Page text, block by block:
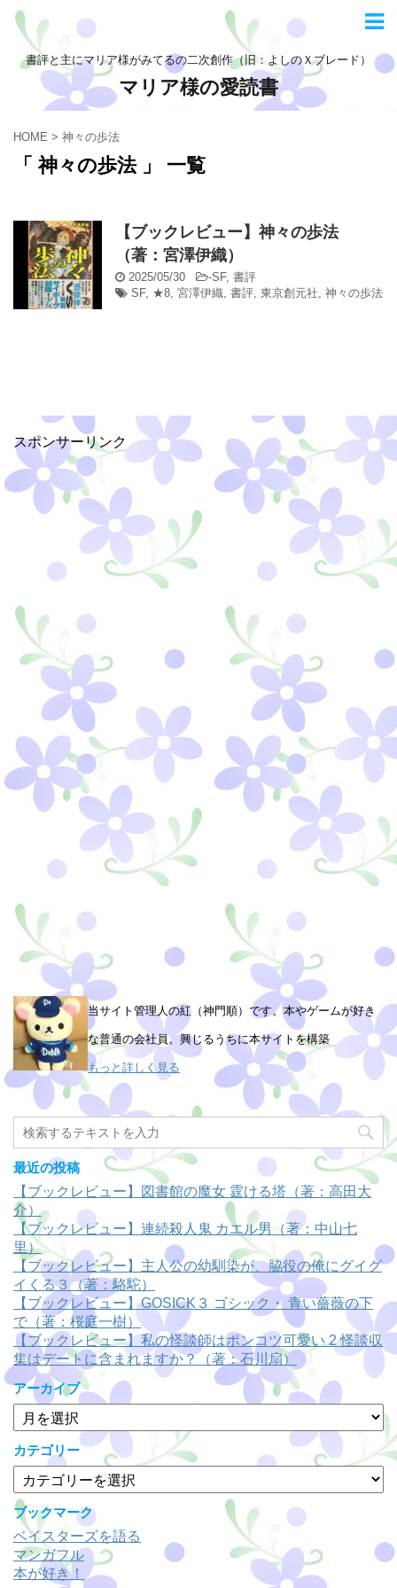
書評と主にマリア様がみてるの二次創作（旧：よしのＸブレード）
マリア様の愛読書
HOME > 神々の歩法
「 神々の歩法 」 一覧
【ブックレビュー】神々の歩法
（著：宮澤伊織）
2025/05/30 -SF, 書評
SF, ★8, 宮澤伊織, 書評, 東京創元社, 神々の歩法
スポンサーリンク
当サイト管理人の紅（神門順）です。本やゲームが好き
な普通の会社員。興じるうちに本サイトを構築
もっと詳しく見る
最近の投稿
【ブックレビュー】図書館の魔女 霆ける塔（著：高田大
介）
【ブックレビュー】連続殺人鬼 カエル男（著：中山七
里）
【ブックレビュー】主人公の幼馴染が、脇役の俺にグイグ
イくる３（著：駱駝）
【ブックレビュー】GOSICK３ ゴシック・ 青い薔薇の下
で（著：桜庭一樹）
【ブックレビュー】私の怪談師はポンコツ可愛い 2 怪談収
集はデートに含まれますか？（著：石川扇）
アーカイブ
ア
ー
カ
イ
ブ
カテゴリー
テ
ゴ
リ
ー
ブックマーク
ベイスターズを語る
マンガフル
本が好き！